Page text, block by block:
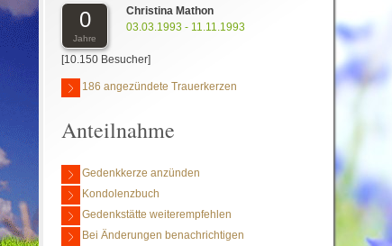
0
Jahre
Christina Mathon
03.03.1993 - 11.11.1993
[10.150 Besucher]
186 angezündete Trauerkerzen
Anteilnahme
Gedenkkerze anzünden
Kondolenzbuch
Gedenkstätte weiterempfehlen
Bei Änderungen benachrichtigen